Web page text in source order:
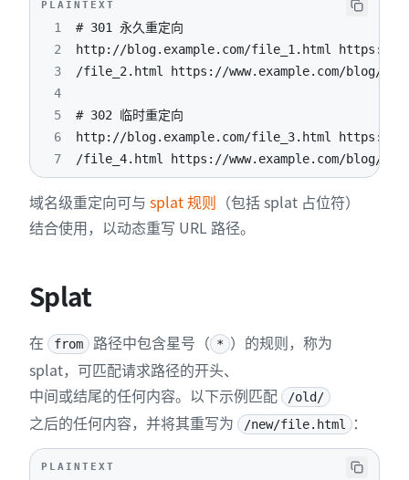
PLAINTEXT
1
2
3
4
5
6
7
/file_4.html https://www.example.com/blog/
域名级重定向可与 splat 规则 （包括 splat 占位符）
结合使用，以动态重写 URL 路径。
Splat
在 from 路径中包含星号（ * ）的规则，称为
splat，可匹配请求路径的开头、
中间或结尾的任何内容。以下示例匹配
/old/
之后的任何内容，并将其重写为 /new/file.html ：
PLAINTEXT